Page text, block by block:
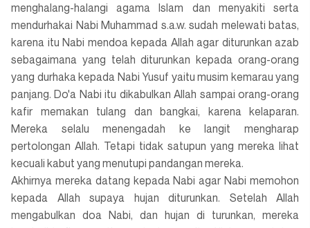
menghalang-halangi agama Islam dan menyakiti serta
mendurhakai Nabi Muhammad s.a.w. sudah melewati batas,
karena itu Nabi mendoa kepada Allah agar diturunkan azab
sebagaimana yang telah diturunkan kepada orang-orang
yang durhaka kepada Nabi Yusuf yaitu musim kemarau yang
panjang. Do'a Nabi itu dikabulkan Allah sampai orang-orang
kafir memakan tulang dan bangkai, karena kelaparan.
Mereka selalu menengadah ke langit mengharap
pertolongan Allah. Tetapi tidak satupun yang mereka lihat
kecuali kabut yang menutupi pandangan mereka.
Akhirnya mereka datang kepada Nabi agar Nabi memohon
kepada Allah supaya hujan diturunkan. Setelah Allah
mengabulkan doa Nabi, dan hujan di turunkan, mereka